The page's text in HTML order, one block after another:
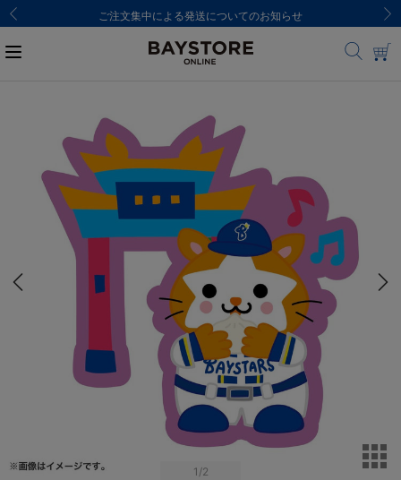
ご注文集中による発送についてのお知らせ
1 /2